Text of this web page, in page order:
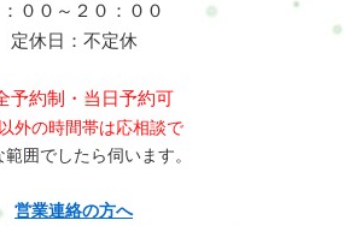
：００～２０：００
定休日：不定休
予約制・当日予約可
外の時間帯は応相談で
範囲でしたら伺います。
営業連絡の方へ